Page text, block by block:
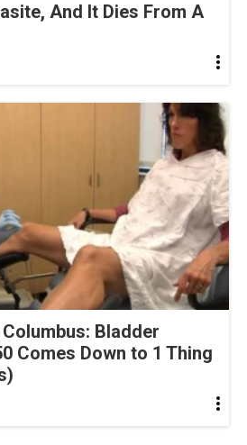
And It Dies From A
Bladder
Comes Down to 1 Thing